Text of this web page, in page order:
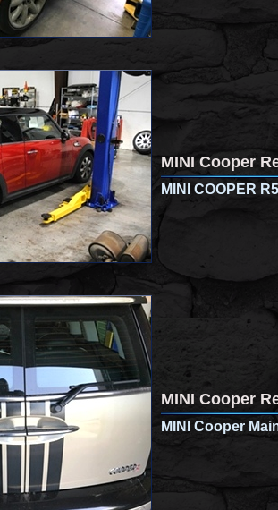
MINI Cooper
MINI COOPER
MINI Cooper
MINI Cooper